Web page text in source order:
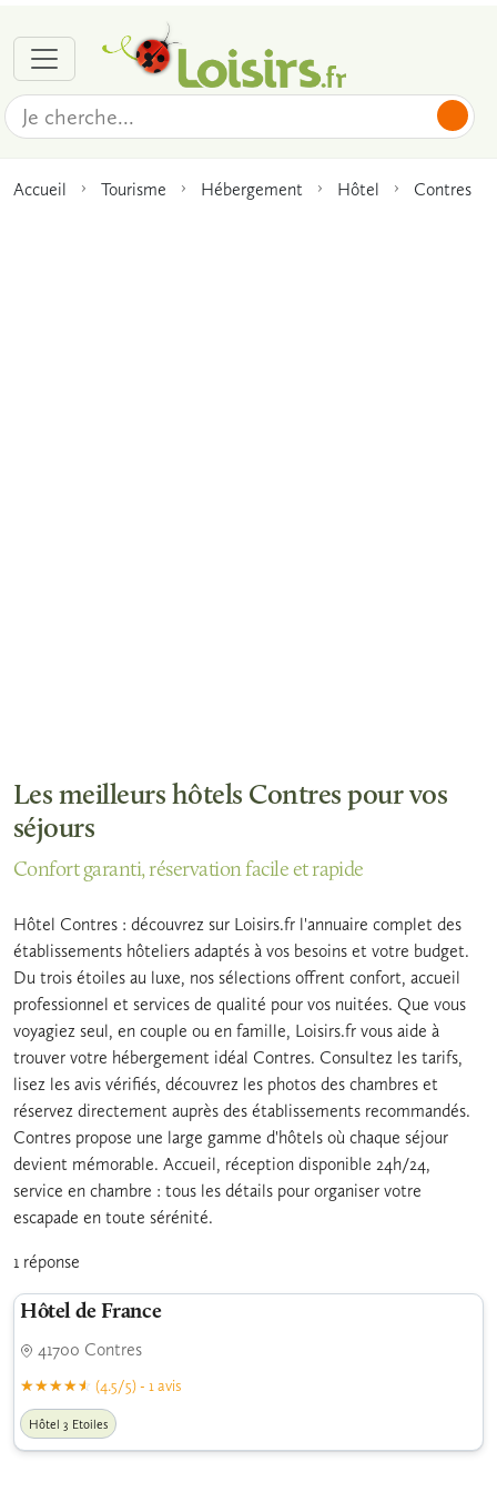
Accueil Tourisme Hébergement Hôtel Contres
Les meilleurs hôtels Contres pour vos
séjours
Confort garanti, réservation facile et rapide
Hôtel Contres : découvrez sur Loisirs.fr l'annuaire complet des
établissements hôteliers adaptés à vos besoins et votre budget.
Du trois étoiles au luxe, nos sélections offrent confort, accueil
professionnel et services de qualité pour vos nuitées. Que vous
voyagiez seul, en couple ou en famille, Loisirs.fr vous aide à
trouver votre hébergement idéal Contres. Consultez les tarifs,
lisez les avis vérifiés, découvrez les photos des chambres et
réservez directement auprès des établissements recommandés.
Contres propose une large gamme d'hôtels où chaque séjour
devient mémorable. Accueil, réception disponible 24h/24,
service en chambre : tous les détails pour organiser votre
escapade en toute sérénité.
1 réponse
Hôtel de France
41700 Contres
(4.5/5) - 1 avis
Hôtel 3 Etoiles